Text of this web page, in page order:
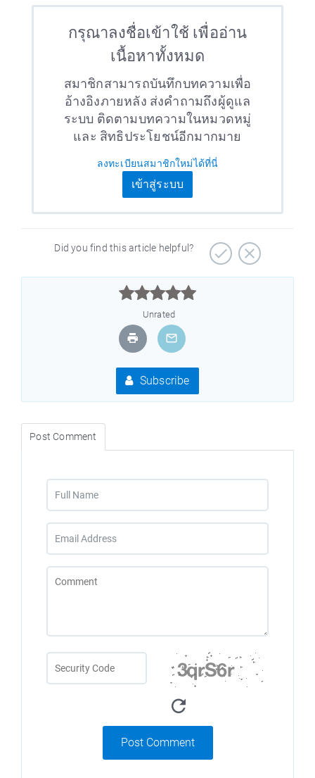
กรุณาลงชื่อเข้าใช้ เพื่ออ่าน
เนื้อหาทั้งหมด
สมาชิกสามารถบันทึกบทความเพื่อ
อ้างอิงภายหลัง ส่งคำถามถึงผู้ดูแล
ระบบ ติดตามบทความในหมวดหมู่
และ สิทธิประโยชน์อีกมากมาย
ลงทะเบียนสมาชิกใหม่ได้ที่นี่
เข้าสู่ระบบ
Did you find this article helpful?



Unrated
Subscribe
Post Comment
Post Comment